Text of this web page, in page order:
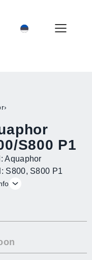
›
S800 P1
Aquaphor
S800, S800 P1